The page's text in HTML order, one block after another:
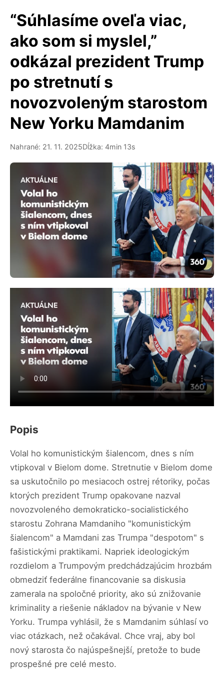
“Súhlasíme oveľa viac,
ako som si myslel,”
odkázal prezident Trump
po stretnutí s
novozvoleným starostom
New Yorku Mamdanim
Nahrané: 21. 11. 2025Dĺžka: 4min 13s
Popis
Volal ho komunistickým šialencom, dnes s ním
vtipkoval v Bielom dome. Stretnutie v Bielom dome
sa uskutočnilo po mesiacoch ostrej rétoriky, počas
ktorých prezident Trump opakovane nazval
novozvoleného demokraticko-socialistického
starostu Zohrana Mamdaniho "komunistickým
šialencom" a Mamdani zas Trumpa "despotom" s
fašistickými praktikami. Napriek ideologickým
rozdielom a Trumpovým predchádzajúcim hrozbám
obmedziť federálne financovanie sa diskusia
zamerala na spoločné priority, ako sú znižovanie
kriminality a riešenie nákladov na bývanie v New
Yorku. Trumpa vyhlásil, že s Mamdanim súhlasí vo
viac otázkach, než očakával. Chce vraj, aby bol
nový starosta čo najúspešnejší, pretože to bude
prospešné pre celé mesto.